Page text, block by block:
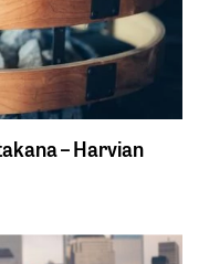
– Harvian